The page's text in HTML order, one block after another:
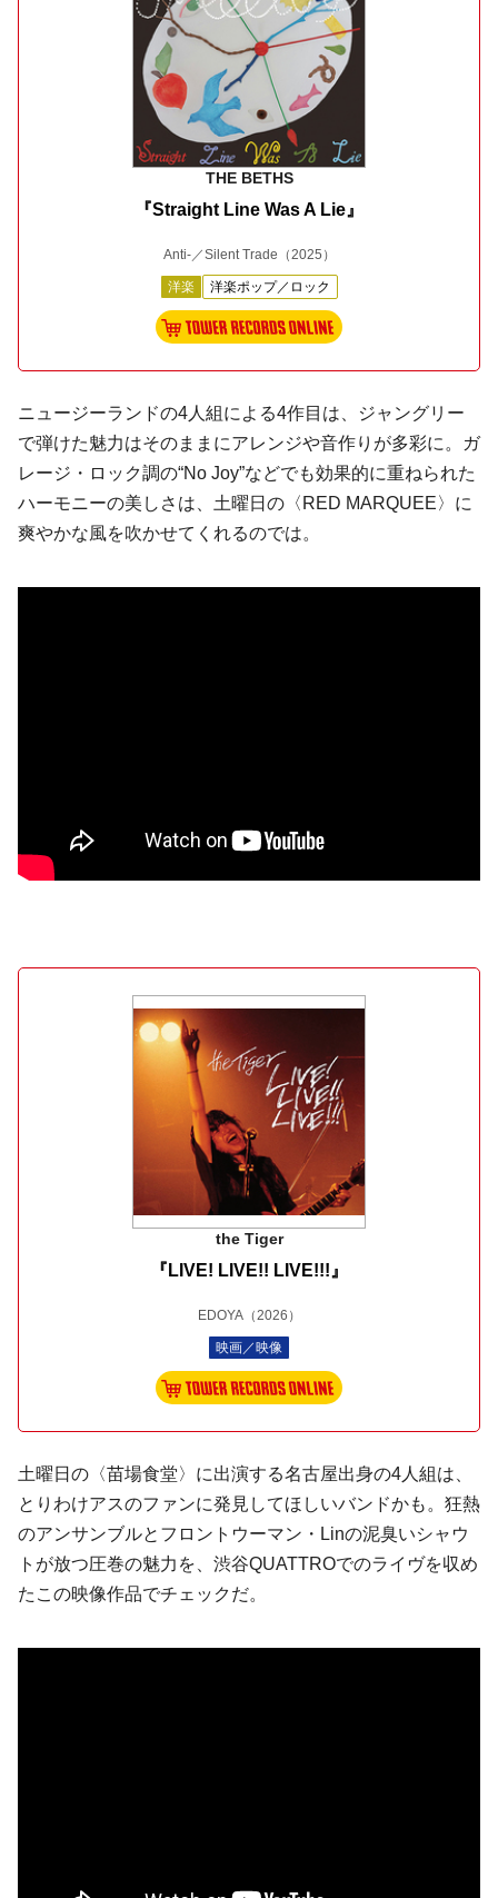
THE BETHS
『Straight Line Was A Lie』
Anti-／Silent Trade （2025）
洋楽 洋楽ポップ／ロック
ニュージーランドの4人組による4作目は、ジャングリー
で弾けた魅力はそのままにアレンジや音作りが多彩に。ガ
レージ・ロック調の“No Joy”などでも効果的に重ねられた
ハーモニーの美しさは、土曜日の〈RED MARQUEE〉に
爽やかな風を吹かせてくれるのでは。
the Tiger
『LIVE! LIVE!! LIVE!!!』
EDOYA（2026）
映画／映像
土曜日の〈苗場食堂〉に出演する名古屋出身の4人組は、
とりわけアスのファンに発見してほしいバンドかも。狂熱
のアンサンブルとフロントウーマン・Linの泥臭いシャウ
トが放つ圧巻の魅力を、渋谷QUATTROでのライヴを収め
たこの映像作品でチェックだ。